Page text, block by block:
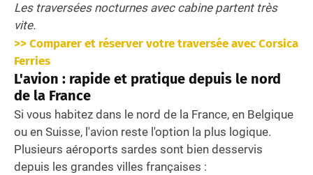
Les traversées nocturnes avec cabine partent très
vite.
>> Comparer et réserver votre traversée avec Corsica
Ferries
L'avion : rapide et pratique depuis le nord
de la France
Si vous habitez dans le nord de la France, en Belgique
ou en Suisse, l'avion reste l'option la plus logique.
Plusieurs aéroports sardes sont bien desservis
depuis les grandes villes françaises :